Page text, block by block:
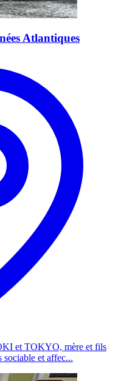
Atlantiques
et TOKYO, mère et fils
et affec...